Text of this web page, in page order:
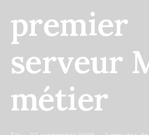
premier
serveur
métier